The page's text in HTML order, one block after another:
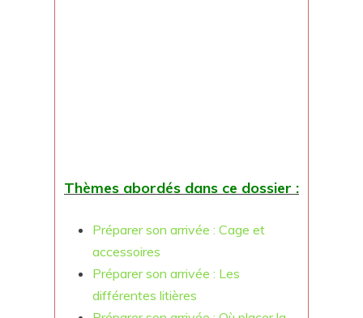
Thèmes abordés dans ce dossier :
Préparer son arrivée : Cage et
accessoires
Préparer son arrivée : Les
différentes litières